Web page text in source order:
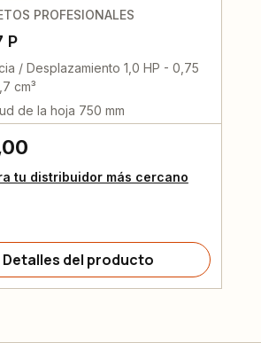
PROFESIONALES
P
/ Desplazamiento 1,0 HP - 0,75
cm³
de la hoja 750 mm
tu distribuidor más cercano
Detalles del producto